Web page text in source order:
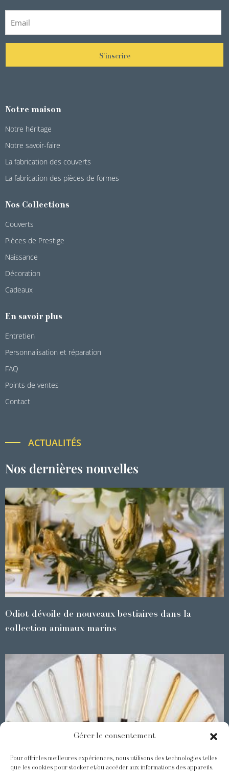
Gérer le consentement
Pour offrir les meilleures expériences, nous utilisons des technologies telles
que les cookies pour stocker et/ou accéder aux informations des appareils.
S'inscrire
Notre maison
Notre héritage
Notre savoir-faire
La fabrication des couverts
La fabrication des pièces de formes
Nos Collections
Couverts
Pièces de Prestige
Naissance
Décoration
Cadeaux
En savoir plus
Entretien
Personnalisation et réparation
FAQ
Points de ventes
Contact
ACTUALITÉS
Nos dernières nouvelles
Odiot dévoile de nouveaux bestiaires dans la
collection animaux marins